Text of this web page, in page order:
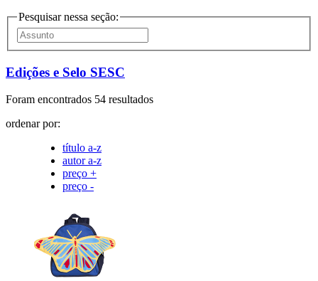
Pesquisar nessa seção:
Edições e Selo SESC
Foram encontrados 54 resultados
ordenar por:
título a-z
autor a-z
preço +
preço -